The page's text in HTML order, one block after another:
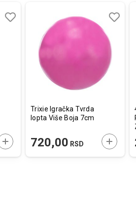
DODAJTE U KORPU
Trixie Igračka Tvrda
lopta Više Boja 7cm
720,00 RSD
u
listu